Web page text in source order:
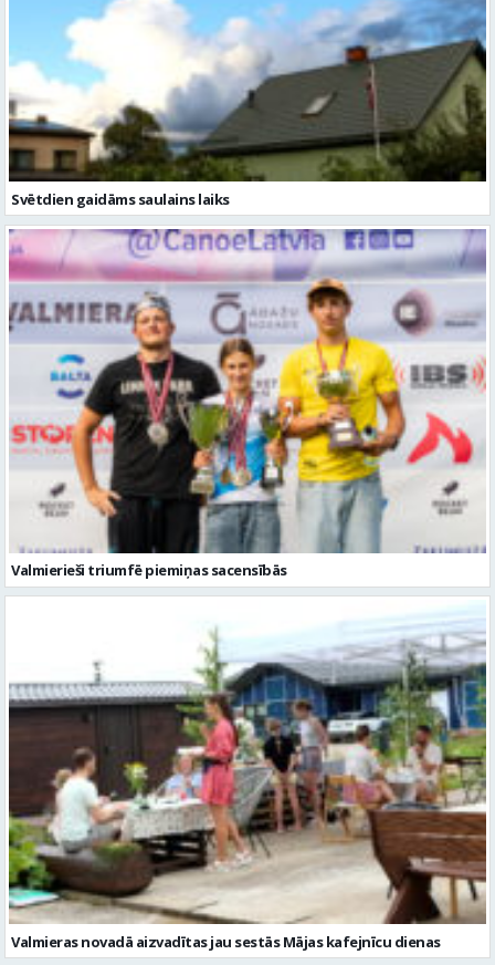
Svētdien gaidāms saulains laiks
Valmierieši triumfē piemiņas sacensībās
Valmieras novadā aizvadītas jau sestās Mājas kafejnīcu dienas